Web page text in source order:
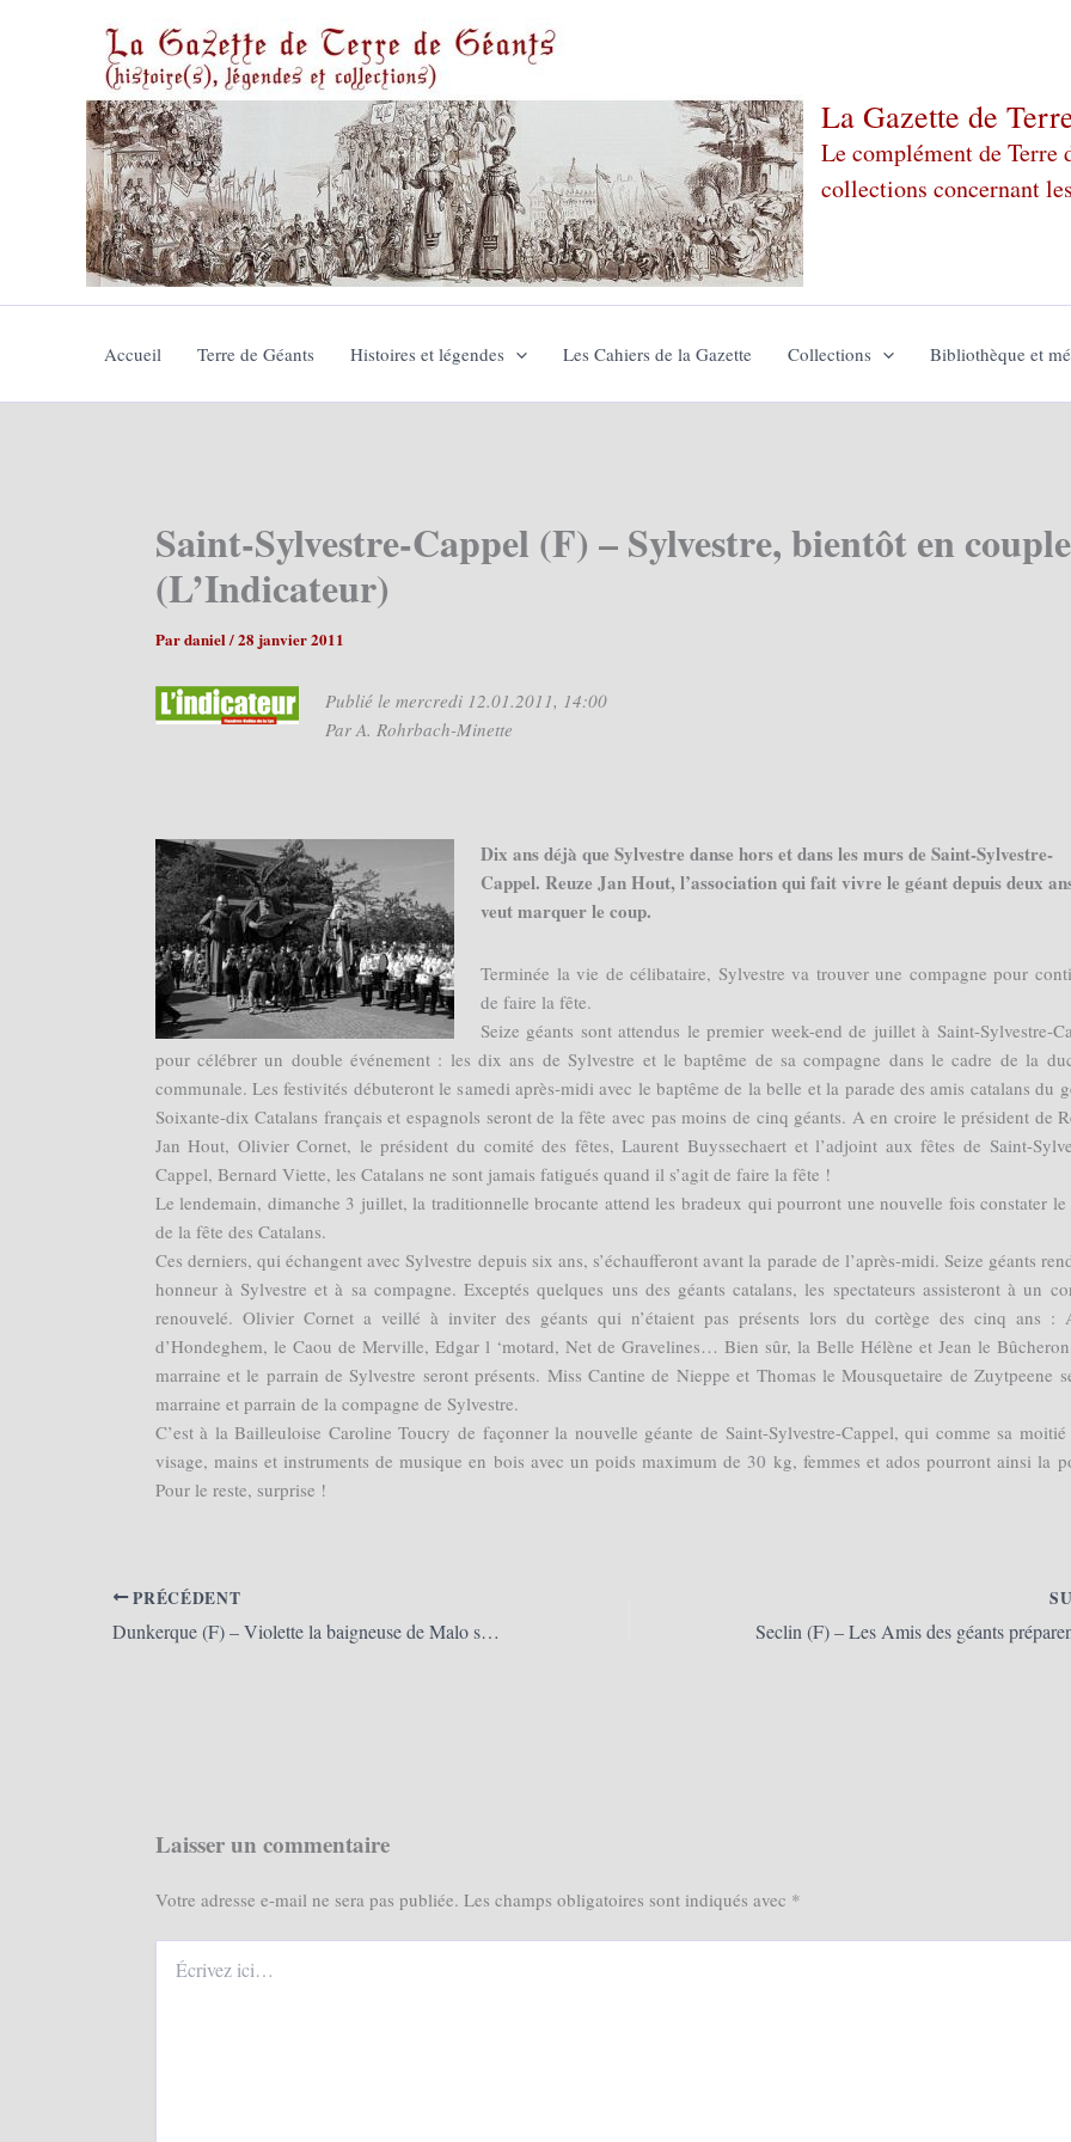
La Gazette de
Le complément de Terre
collections concernant
Accueil Terre de Géants Histoires et légendes Les Cahiers de la Gazette Collections Bibliothèque et
Saint-Sylvestre-Cappel (F) – Sylvestre, bientôt en couple
(L’Indicateur)
Pardaniel /28 janvier 2011
Publié le mercredi 12.01.2011, 14:00
Par A. Rohrbach-Minette
Dix ans déjà que Sylvestre danse hors et dans les murs de Saint-Sylvestre-
Cappel. Reuze Jan Hout, l’association qui fait vivre le géant depuis deux
veut marquer le coup.
Terminée la vie de célibataire, Sylvestre va trouver une compagne pour
de faire la fête.
Seize géants sont attendus le premier week-end de juillet à Saint-Sylvestre-
pour célébrer un double événement : les dix ans de Sylvestre et le baptême de sa compagne dans le cadre de la
communale. Les festivités débuteront le samedi après-midi avec le baptême de la belle et la parade des amis catalans du
Soixante-dix Catalans français et espagnols seront de la fête avec pas moins de cinq géants. A en croire le président de
Jan Hout, Olivier Cornet, le président du comité des fêtes, Laurent Buyssechaert et l’adjoint aux fêtes de Saint-
Cappel, Bernard Viette, les Catalans ne sont jamais fatigués quand il s’agit de faire la fête !
Le lendemain, dimanche 3 juillet, la traditionnelle brocante attend les bradeux qui pourront une nouvelle fois constater le
de la fête des Catalans.
Ces derniers, qui échangent avec Sylvestre depuis six ans, s’échaufferont avant la parade de l’après-midi. Seize géants
honneur à Sylvestre et à sa compagne. Exceptés quelques uns des géants catalans, les spectateurs assisteront à un
renouvelé. Olivier Cornet a veillé à inviter des géants qui n’étaient pas présents lors du cortège des cinq ans :
d’Hondeghem, le Caou de Merville, Edgar l ‘motard, Net de Gravelines… Bien sûr, la Belle Hélène et Jean le
marraine et le parrain de Sylvestre seront présents. Miss Cantine de Nieppe et Thomas le Mousquetaire de Zuytpeene
marraine et parrain de la compagne de Sylvestre.
C’est à la Bailleuloise Caroline Toucry de façonner la nouvelle géante de Saint-Sylvestre-Cappel, qui comme sa moitié
visage, mains et instruments de musique en bois avec un poids maximum de 30 kg, femmes et ados pourront ainsi la
Pour le reste, surprise !
PRÉCÉDENT
Dunkerque (F) – Violette la baigneuse de Malo se confie : « J’ai perdu 7 kilos et j’ai une nouvelle jupe » (La Voix du Nord)
Laisser un commentaire
Votre adresse e-mail ne sera pas publiée. Les champs obligatoires sont indiqués avec *
ici…